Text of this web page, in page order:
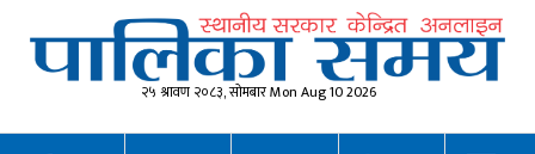
२५ श्रावण २०८३, सोमबार Mon Aug 10 2026